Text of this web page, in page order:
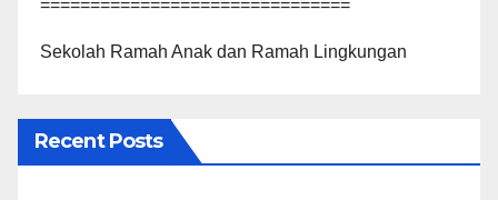
===============================
Sekolah Ramah Anak dan Ramah Lingkungan
Recent Posts